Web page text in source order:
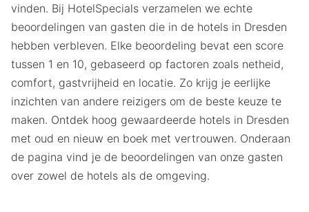
vinden. Bij HotelSpecials verzamelen we echte
beoordelingen van gasten die in de hotels in Dresden
hebben verbleven. Elke beoordeling bevat een score
tussen 1 en 10, gebaseerd op factoren zoals netheid,
comfort, gastvrijheid en locatie. Zo krijg je eerlijke
inzichten van andere reizigers om de beste keuze te
maken. Ontdek hoog gewaardeerde hotels in Dresden
met oud en nieuw en boek met vertrouwen. Onderaan
de pagina vind je de beoordelingen van onze gasten
over zowel de hotels als de omgeving.